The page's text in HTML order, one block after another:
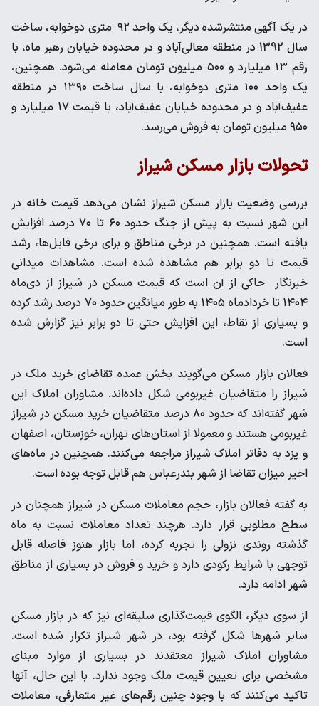
در یک آگهی منتشرشده دیگر، یک واحد ۹۲ متری دوخوابه، ساخت
سال 1392 در منطقه معالی‌آباد و در محدوده خیابان رهبر ماه، با
رقم ۱۳ میلیارد و ۵۰۰ میلیون تومان معامله می‌شود. همچنین،
یک واحد ۱۰۰ متری دوخوابه، با سال ساخت ۱۳۹۰ در منطقه
عفیف‌آباد و در محدوده خیابان عفیف‌آباد، با قیمت ۱۷ میلیارد و
۹۵۰ میلیون تومان به فروش می‌رسد.
تحولات بازار مسکن شیراز
بررسی وضعیت بازار مسکن شیراز نشان می‌دهد قیمت خانه در
این شهر نسبت به پیش از جنگ حدود ۶۰ تا ۷۰ درصد افزایش
یافته است. همچنین در برخی مناطق و برای برخی فایل‌ها، رشد
قیمت تا دو برابر هم مشاهده شده است. مشاهدات میدانی
خبرنگار حاکی از آن است که قیمت مسکن در شیراز از دی‌ماه
۱۴۰۴ تا خردادماه ۱۴۰۵ به طور میانگین حدود ۷۰ درصد رشد کرده
و بسیاری از نقاط، این افزایش حتی تا دو برابر نیز گزارش شده
است.
فعالان بازار مسکن می‌گویند بخش عمده تقاضای خرید ملک در
شیراز را متقاضیان غیربومی شکل داده‌اند. مشاوران املاک این
شهر گفته‌اند که حدود ۸۰ درصد متقاضیان خرید مسکن در شیراز
غیربومی هستند و معمولا از استان‌های تهران، خوزستان، اصفهان
و یزد به دفاتر املاک شیراز مراجعه می‌کنند. همچنین در ماه‌های
اخیر میزان تقاضا از شهر بندرعباس هم قابل توجه بوده است.
به گفته فعالان بازار، حجم معاملات مسکن در شیراز همچنان در
سطح مطلوبی قرار دارد. هرچند تعداد معاملات نسبت به ماه
گذشته روندی نزولی را تجربه کرده، اما بازار هنوز فاصله قابل
توجهی با شرایط رکودی دارد و خرید و فروش در بسیاری از مناطق
شهر ادامه دارد.
از سوی دیگر، الگوی قیمت‌گذاری سلیقه‌ای نیز که در بازار مسکن
سایر شهرها شکل گرفته بود، در شهر شیراز تکرار شده است.
مشاوران املاک شیراز معتقدند در بسیاری از موارد مبنای
مشخصی برای تعیین قیمت ملک وجود ندارد. با این حال، آنها
تاکید می‌کنند که با وجود چنین رقم‌های غیر متعارفی، معاملات